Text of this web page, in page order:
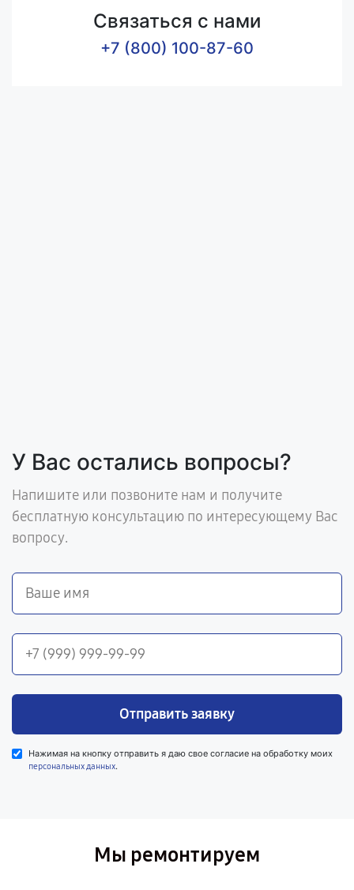
Связаться с нами
+7 (800) 100-87-60
У Вас остались вопросы?
Напишите или позвоните нам и получите
бесплатную консультацию по интересующему Вас
вопросу.
Отправить заявку
Нажимая на кнопку отправить я даю свое согласие на обработку моих
персональных данных.
Мы ремонтируем